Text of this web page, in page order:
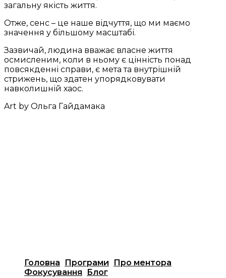
загальну якість життя.
Отже, сенс – це наше відчуття, що ми маємо
значення у більшому масштабі.
Зазвичай, людина вважає власне життя
осмисленим, коли в ньому є цінність понад
повсякденні справи, є мета та внутрішній
стрижень, що здатен упорядковувати
навколишній хаос.
Art by Ольга Гайдамака
Головна Програми
Про ментора
Фокусування
Блог